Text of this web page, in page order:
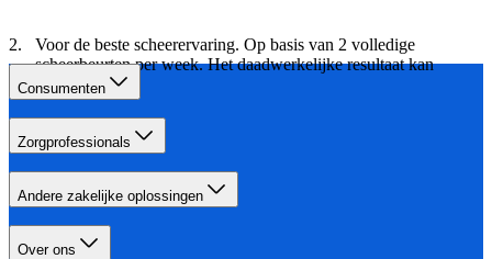
Voor de beste scheerervaring. Op basis van 2 volledige
scheerbeurten per week. Het daadwerkelijke resultaat kan
variëren.
Consumenten
Zorgprofessionals
Andere zakelijke oplossingen
Over ons